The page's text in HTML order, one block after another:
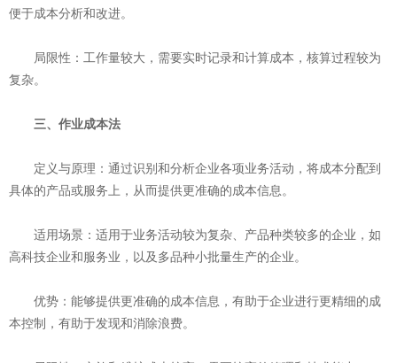
便于成本分析和改进。
‌局限性‌：工作量较大，需要实时记录和计算成本，核算过程较为
复杂。
三、作业成本法
‌定义与原理‌：通过识别和分析企业各项业务活动，将成本分配到
具体的产品或服务上，从而提供更准确的成本信息。
‌适用场景‌：适用于业务活动较为复杂、产品种类较多的企业，如
高科技企业和服务业，以及多品种小批量生产的企业。
‌优势‌：能够提供更准确的成本信息，有助于企业进行更精细的成
本控制，有助于发现和消除浪费。